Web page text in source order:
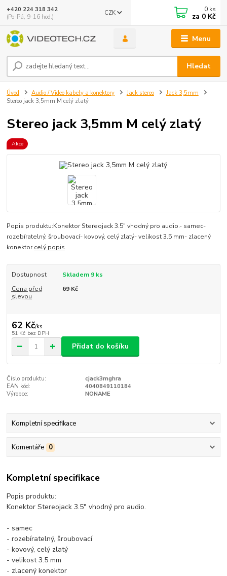
Menu
CZK
Hledat
+420 224 318 342
(Po-Pá, 9-16 hod.)
0 ks
za 0 Kč
Úvod Audio / Video kabely a konektory Jack stereo
Jack 3,5mm
Stereo jack 3,5mm M celý zlatý
Stereo jack 3,5mm M celý zlatý
Akce
Popis produktu:Konektor Stereojack 3.5" vhodný pro audio.- samec-
rozebíratelný, šroubovací- kovový, celý zlatý- velikost 3.5 mm- zlacený
konektorcelý popis
Dostupnost
Skladem 9 ks
Cena před
slevou
69 Kč
62 Kč/ks
51 Kč bez DPH
Přidat do košíku
Číslo produktu:
cjack3mghra
EAN kód:
4040849110184
Výrobce:
NONAME
Kompletní specifikace
Komentáře 0
Kompletní specifikace
Popis produktu:
Konektor Stereojack 3.5" vhodný pro audio.
- samec
- rozebíratelný, šroubovací
- kovový, celý zlatý
- velikost 3.5 mm
- zlacený konektor